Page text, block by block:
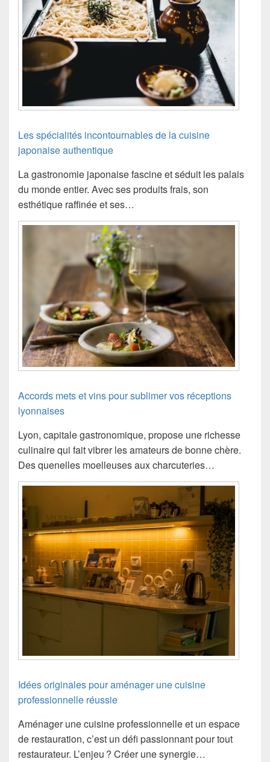
Les spécialités incontournables de la cuisine
japonaise authentique
La gastronomie japonaise fascine et séduit les palais
du monde entier. Avec ses produits frais, son
esthétique raffinée et ses…
Accords mets et vins pour sublimer vos réceptions
lyonnaises
Lyon, capitale gastronomique, propose une richesse
culinaire qui fait vibrer les amateurs de bonne chère.
Des quenelles moelleuses aux charcuteries…
Idées originales pour aménager une cuisine
professionnelle réussie
Aménager une cuisine professionnelle et un espace
de restauration, c’est un défi passionnant pour tout
restaurateur. L’enjeu ? Créer une synergie…